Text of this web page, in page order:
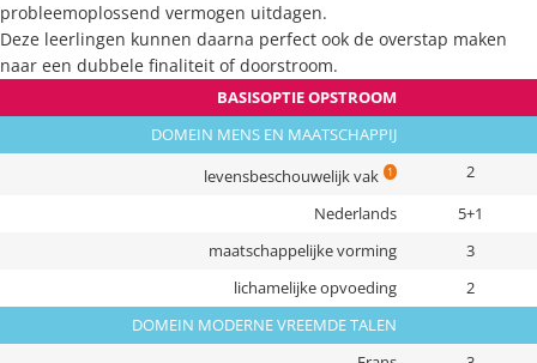
probleemoplossend vermogen uitdagen.
Deze leerlingen kunnen daarna perfect ook de overstap maken
naar een dubbele finaliteit of doorstroom.
BASISOPTIE OPSTROOM
DOMEIN MENS EN MAATSCHAPPIJ
levensbeschouwelijk vak 1 2
Nederlands
5+1
maatschappelijke vorming
3
lichamelijke opvoeding
2
DOMEIN MODERNE VREEMDE TALEN